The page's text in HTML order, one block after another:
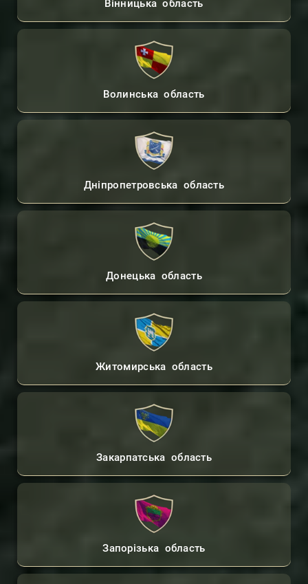
Вінницька область
Волинська область
Дніпропетровська область
Донецька область
Житомирська область
Закарпатська область
Запорізька область